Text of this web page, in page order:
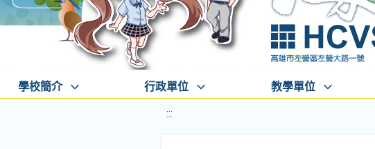
學校簡介 行政單位 教學單位
:::